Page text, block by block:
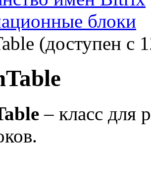
блоки
(доступен с
– класс для